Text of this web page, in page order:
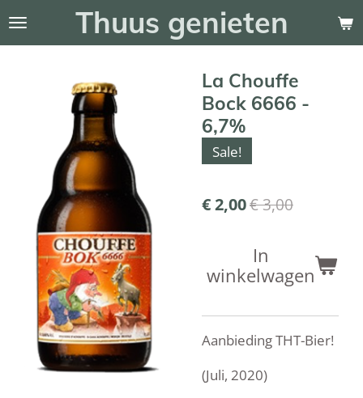
Ga
hoofdinhoud
Thuus genieten
La Chouffe
Bock 6666 -
6,7%
Sale!
€ 2,00€ 3,00
In
winkelwagen
Aanbieding THT-Bier!
(Juli, 2020)